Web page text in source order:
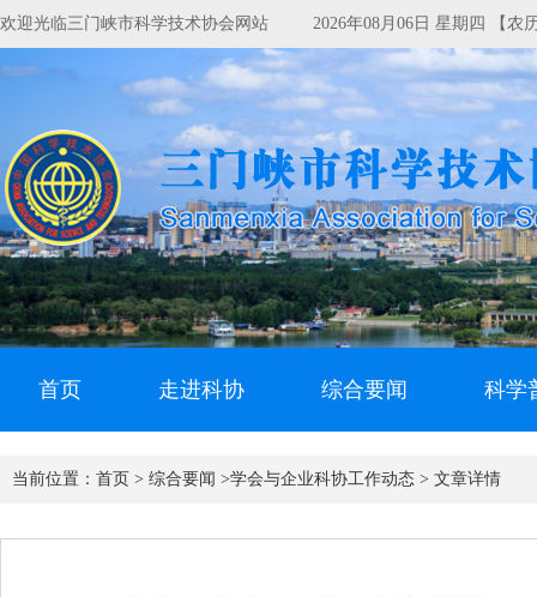
欢迎光临三门峡市科学技术协会网站 2026年08月06日 星期四 【农
首页 走进科协 综合要闻 科学
当前位置： 首页 > 综合要闻 >学会与企业科协工作动态 > 文章详情